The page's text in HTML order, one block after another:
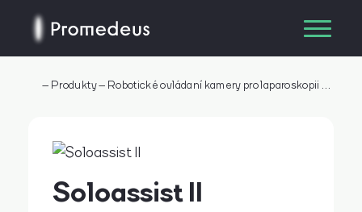
– Produkty– Robotické ovládaní kamery pro laparoskopii –
Soloassist II